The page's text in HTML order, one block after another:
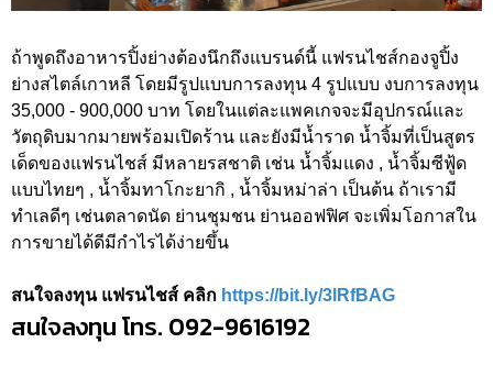
ถ้าพูดถึงอาหารปิ้งย่างต้องนึกถึงแบรนด์นี้ แฟรนไชส์กองจูปิ้ง
ย่างสไตล์เกาหลี โดยมีรูปแบบการลงทุน 4 รูปแบบ งบการลงทุน
35,000 - 900,000 บาท โดยในแต่ละแพคเกจจะมีอุปกรณ์และ
วัตถุดิบมากมายพร้อมเปิดร้าน และยังมีน้ำราด น้ำจิ้มที่เป็นสูตร
เด็ดของแฟรนไชส์ มีหลายรสชาติ เช่น น้ำจิ้มแดง , น้ำจิ้มซีฟู้ด
แบบไทยๆ , น้ำจิ้มทาโกะยากิ , น้ำจิ้มหม่าล่า เป็นต้น ถ้าเรามี
ทำเลดีๆ เช่นตลาดนัด ย่านชุมชน ย่านออฟฟิศ จะเพิ่มโอกาสใน
การขายได้ดีมีกำไรได้ง่ายขึ้น
สนใจลงทุน แฟรนไชส์ คลิก https://bit.ly/3lRfBAG
สนใจลงทุน โทร. 092-9616192